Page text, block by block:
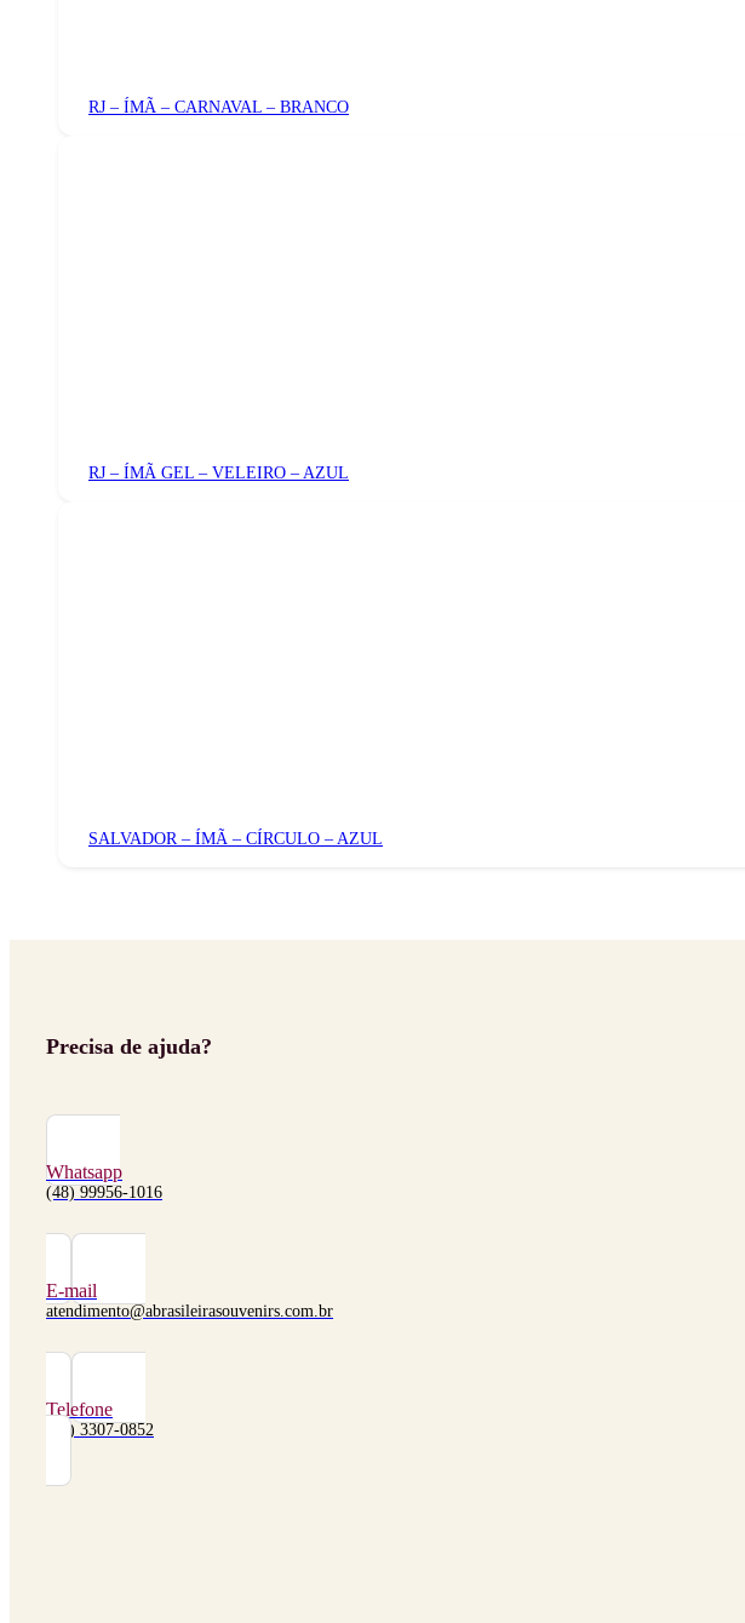
RJ – ÍMÃ – CARNAVAL – BRANCO
RJ – ÍMÃ GEL – VELEIRO – AZUL
SALVADOR – ÍMÃ – CÍRCULO – AZUL
Precisa de ajuda?
Whatsapp
(48) 99956-1016
E-mail
atendimento@abrasileirasouvenirs.com.br
Telefone
(48) 3307-0852